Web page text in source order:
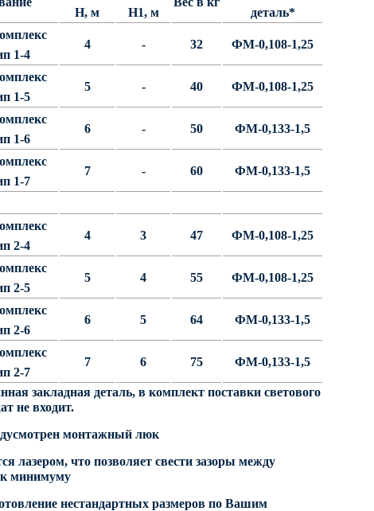
Н, м
Н1, м
деталь*
1-4
4 - 32 ФМ-0,108-1,25
1-5
5 - 40 ФМ-0,108-1,25
1-6
6 - 50 ФМ-0,133-1,5
1-7
7 - 60 ФМ-0,133-1,5
2-4
4 3 47 ФМ-0,108-1,25
2-5
5 4 55 ФМ-0,108-1,25
2-6
6 5 64 ФМ-0,133-1,5
2-7
7 6 75 ФМ-0,133-1,5
закладная деталь, в комплект поставки светового
не входит.
монтажный люк
лазером, что позволяет свести зазоры между
минимуму
нестандартных размеров по Вашим